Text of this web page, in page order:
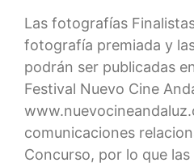
Las fotografías
fotografía premiada y
podrán ser publicadas
Festival Nuevo Cine
comunicaciones
Concurso, por lo que